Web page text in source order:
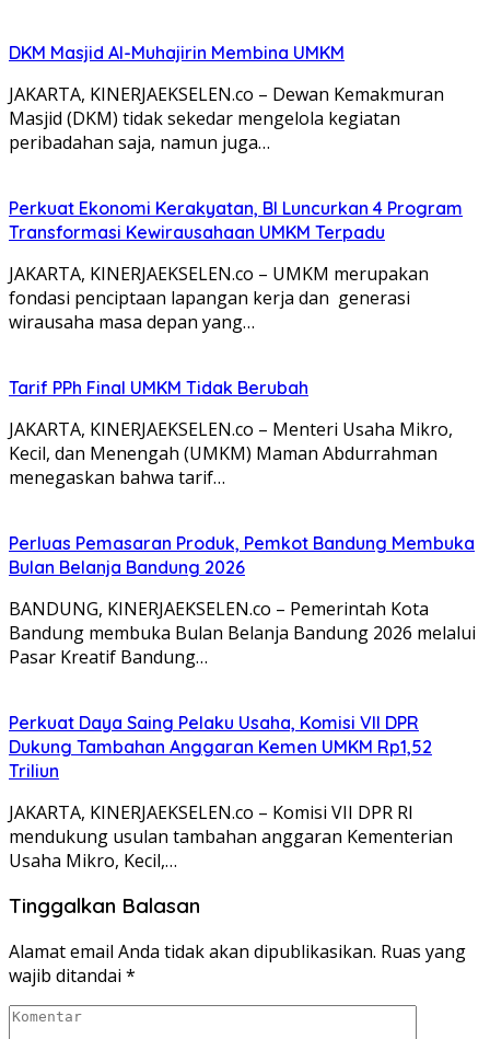
DKM Masjid Al-Muhajirin Membina UMKM
JAKARTA, KINERJAEKSELEN.co – Dewan Kemakmuran
Masjid (DKM) tidak sekedar mengelola kegiatan
peribadahan saja, namun juga…
Perkuat Ekonomi Kerakyatan, BI Luncurkan 4 Program
Transformasi Kewirausahaan UMKM Terpadu
JAKARTA, KINERJAEKSELEN.co – UMKM merupakan
fondasi penciptaan lapangan kerja dan generasi
wirausaha masa depan yang…
Tarif PPh Final UMKM Tidak Berubah
JAKARTA, KINERJAEKSELEN.co – Menteri Usaha Mikro,
Kecil, dan Menengah (UMKM) Maman Abdurrahman
menegaskan bahwa tarif…
Perluas Pemasaran Produk, Pemkot Bandung Membuka
Bulan Belanja Bandung 2026
BANDUNG, KINERJAEKSELEN.co – Pemerintah Kota
Bandung membuka Bulan Belanja Bandung 2026 melalui
Pasar Kreatif Bandung…
Perkuat Daya Saing Pelaku Usaha, Komisi VII DPR
Dukung Tambahan Anggaran Kemen UMKM Rp1,52
Triliun
JAKARTA, KINERJAEKSELEN.co – Komisi VII DPR RI
mendukung usulan tambahan anggaran Kementerian
Usaha Mikro, Kecil,…
Tinggalkan Balasan
Alamat email Anda tidak akan dipublikasikan. Ruas yang
wajib ditandai *